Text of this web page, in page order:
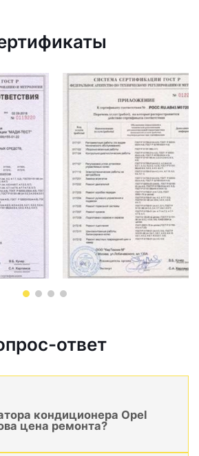
ответ
кондиционера Opel
цена ремонта?